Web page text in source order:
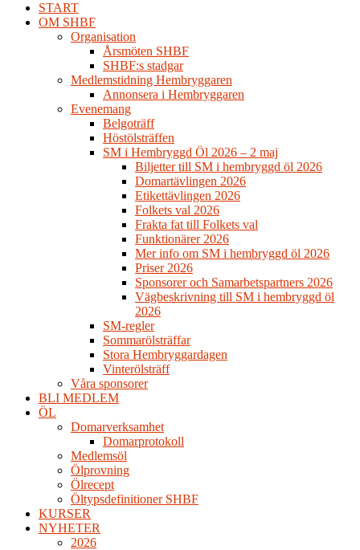
START
OM SHBF
Organisation
Årsmöten SHBF
SHBF:s stadgar
Medlemstidning Hembryggaren
Annonsera i Hembryggaren
Evenemang
Belgoträff
Höstölsträffen
SM i Hembryggd Öl 2026 – 2 maj
Biljetter till SM i hembryggd öl 2026
Domartävlingen 2026
Etikettävlingen 2026
Folkets val 2026
Frakta fat till Folkets val
Funktionärer 2026
Mer info om SM i hembryggd öl 2026
Priser 2026
Sponsorer och Samarbetspartners 2026
Vägbeskrivning till SM i hembryggd öl
2026
SM-regler
Sommarölsträffar
Stora Hembryggardagen
Vinterölsträff
Våra sponsorer
BLI MEDLEM
ÖL
Domarverksamhet
Domarprotokoll
Medlemsöl
Ölprovning
Ölrecept
Öltypsdefinitioner SHBF
KURSER
NYHETER
2026